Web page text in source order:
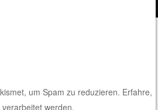
um Spam zu reduzieren. Erfahre,
werden.